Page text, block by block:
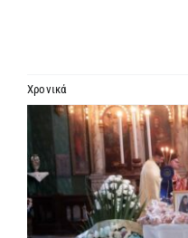
ΕΝΗΜΕΡΩΣΗ
Χρονικά
Προβολή
μεγαλύτερης
εικόνας